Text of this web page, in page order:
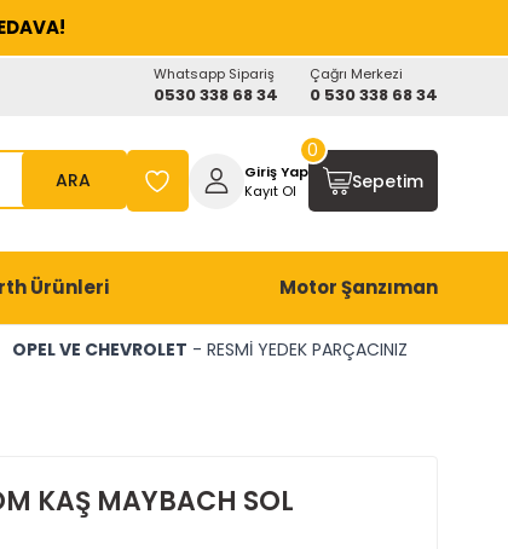
Whatsapp Sipariş
0530 338 68 34
Çağrı Merkezi
0 530 338 68 34
ARA
Giriş Yap
Kayıt Ol
Sepetim
0
Ürünleri Motor Şanzıman
OPEL VE CHEVROLET - RESMİ YEDEK PARÇACINIZ
KAŞ MAYBACH SOL